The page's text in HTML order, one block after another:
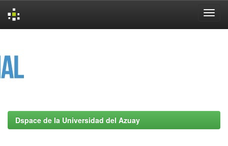
Dspace de la Universidad del Azuay